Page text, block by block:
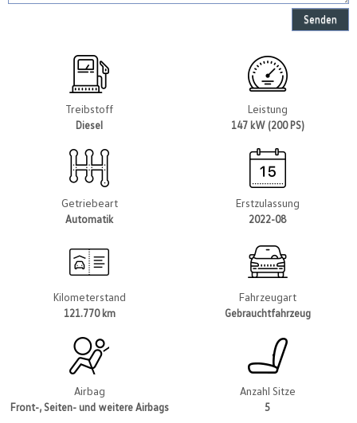
Senden
Treibstoff
Diesel
Leistung
147 kW (200 PS)
Getriebeart
Automatik
Erstzulassung
2022-08
Kilometerstand
121.770 km
Fahrzeugart
Gebrauchtfahrzeug
Airbag
Front-, Seiten- und weitere Airbags
Anzahl Sitze
5